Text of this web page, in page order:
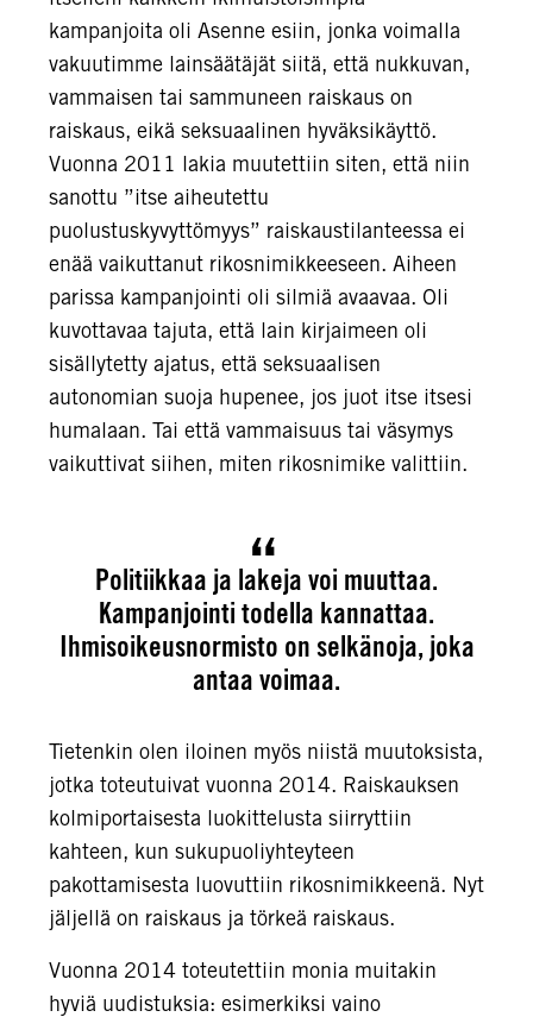
kampanjoita oli Asenne esiin, jonka voimalla
vakuutimme lainsäätäjät siitä, että nukkuvan,
vammaisen tai sammuneen raiskaus on
raiskaus, eikä seksuaalinen hyväksikäyttö.
Vuonna 2011 lakia muutettiin siten, että niin
sanottu ”itse aiheutettu
puolustuskyvyttömyys” raiskaustilanteessa ei
enää vaikuttanut rikosnimikkeeseen. Aiheen
parissa kampanjointi oli silmiä avaavaa. Oli
kuvottavaa tajuta, että lain kirjaimeen oli
sisällytetty ajatus, että seksuaalisen
autonomian suoja hupenee, jos juot itse itsesi
humalaan. Tai että vammaisuus tai väsymys
vaikuttivat siihen, miten rikosnimike valittiin.
Politiikkaa ja lakeja voi muuttaa.
Kampanjointi todella kannattaa.
Ihmisoikeusnormisto on selkänoja, joka
antaa voimaa.
Tietenkin olen iloinen myös niistä muutoksista,
jotka toteutuivat vuonna 2014. Raiskauksen
kolmiportaisesta luokittelusta siirryttiin
kahteen, kun sukupuoliyhteyteen
pakottamisesta luovuttiin rikosnimikkeenä. Nyt
jäljellä on raiskaus ja törkeä raiskaus.
Vuonna 2014 toteutettiin monia muitakin
hyviä uudistuksia: esimerkiksi vaino